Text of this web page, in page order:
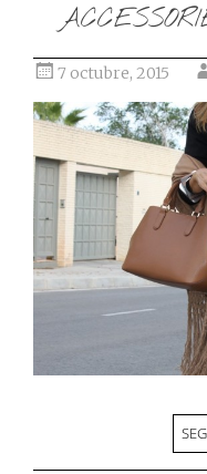
7 octubre, 2015